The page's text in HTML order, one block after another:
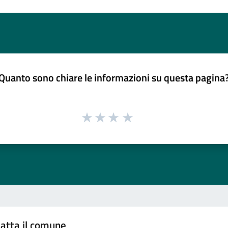
sono chiare le informazioni su questa
il comune